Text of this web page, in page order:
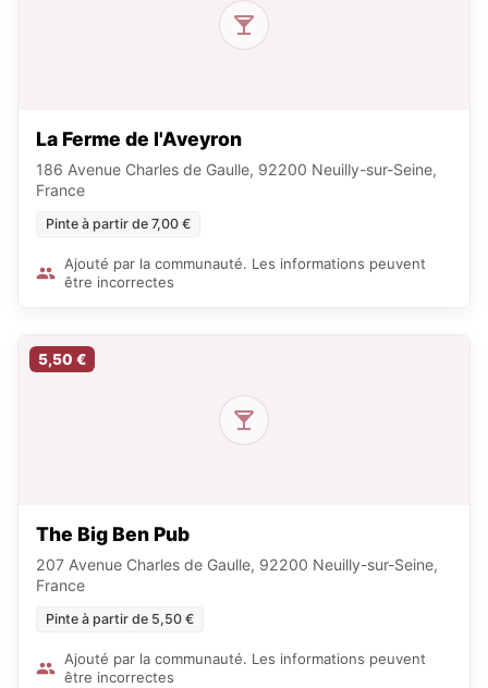
La Ferme de l'Aveyron
186 Avenue Charles de Gaulle, 92200 Neuilly-sur-Seine,
France
Pinte à partir de 7,00 €
Ajouté par la communauté. Les informations peuvent
être incorrectes
5,50 €
The Big Ben Pub
207 Avenue Charles de Gaulle, 92200 Neuilly-sur-Seine,
France
Pinte à partir de 5,50 €
Ajouté par la communauté. Les informations peuvent
être incorrectes